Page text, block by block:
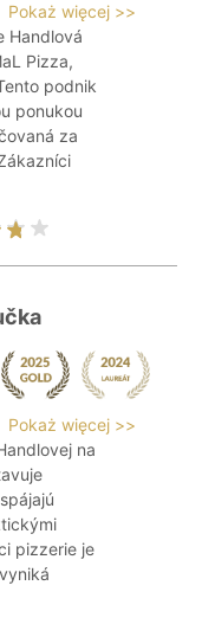
Pokaż więcej >>
Handlová
Pizza,
podnik
ponukou
za
Pokaż więcej >>
na
pizzerie je